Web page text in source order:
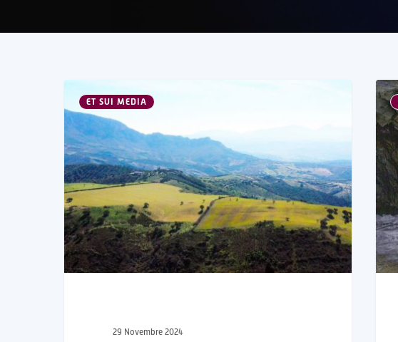
ET SUI MEDIA
29 Novembre 2024